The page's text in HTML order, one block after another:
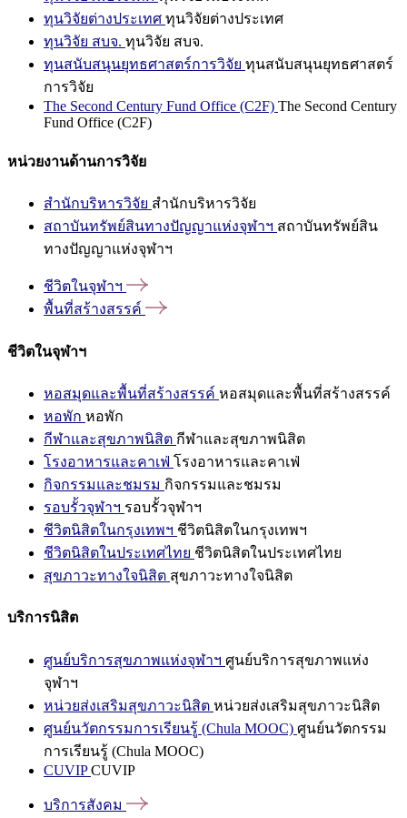
ทุนวิจัยต่างประเทศ ทุนวิจัยต่างประเทศ
ทุนวิจัย สบจ. ทุนวิจัย สบจ.
ทุนสนับสนุนยุทธศาสตร์การวิจัย ทุนสนับสนุนยุทธศาสตร์
การวิจัย
The Second Century Fund Office (C2F) The Second Century
Fund Office (C2F)
หน่วยงานด้านการวิจัย
สำนักบริหารวิจัย สำนักบริหารวิจัย
สถาบันทรัพย์สินทางปัญญาแห่งจุฬาฯ สถาบันทรัพย์สิน
ทางปัญญาแห่งจุฬาฯ
ชีวิตในจุฬาฯ
พื้นที่สร้างสรรค์
ชีวิตในจุฬาฯ
หอสมุดและพื้นที่สร้างสรรค์ หอสมุดและพื้นที่สร้างสรรค์
หอพัก หอพัก
กีฬาและสุขภาพนิสิต กีฬาและสุขภาพนิสิต
โรงอาหารและคาเฟ่ โรงอาหารและคาเฟ่
กิจกรรมและชมรม กิจกรรมและชมรม
รอบรั้วจุฬาฯ รอบรั้วจุฬาฯ
ชีวิตนิสิตในกรุงเทพฯ ชีวิตนิสิตในกรุงเทพฯ
ชีวิตนิสิตในประเทศไทย ชีวิตนิสิตในประเทศไทย
สุขภาวะทางใจนิสิต สุขภาวะทางใจนิสิต
บริการนิสิต
ศูนย์บริการสุขภาพแห่งจุฬาฯ ศูนย์บริการสุขภาพแห่ง
จุฬาฯ
หน่วยส่งเสริมสุขภาวะนิสิต หน่วยส่งเสริมสุขภาวะนิสิต
ศูนย์นวัตกรรมการเรียนรู้ (Chula MOOC) ศูนย์นวัตกรรม
การเรียนรู้ (Chula MOOC)
CUVIPCUVIP
บริการสังคม